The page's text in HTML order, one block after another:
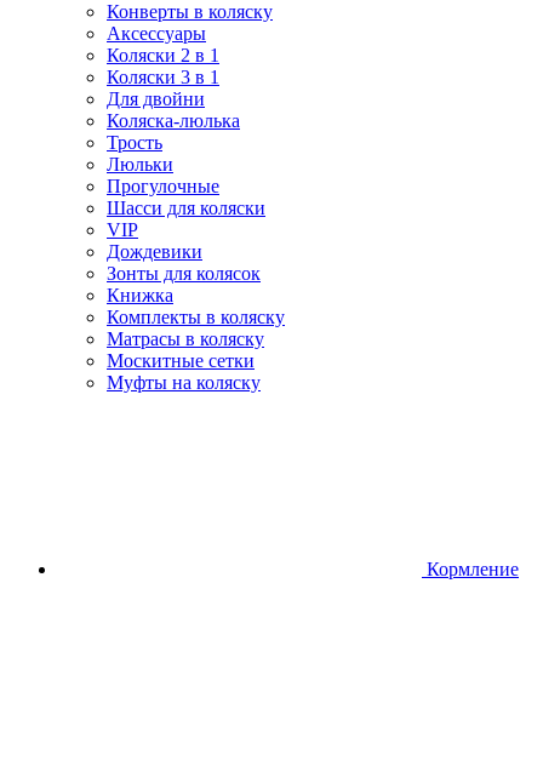
Конверты в коляску
Аксессуары
Коляски 2 в 1
Коляски 3 в 1
Для двойни
Коляска-люлька
Трость
Люльки
Прогулочные
Шасси для коляски
VIP
Дождевики
Зонты для колясок
Книжка
Комплекты в коляску
Матрасы в коляску
Москитные сетки
Муфты на коляску
Кормление